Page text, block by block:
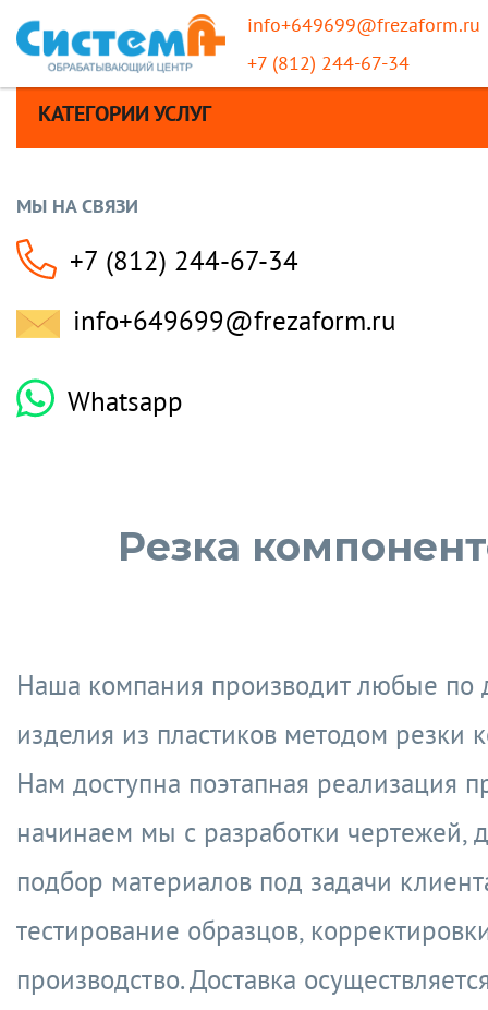
info+649699@frezaform.ru
+7 (812) 244-67-34
КАТЕГОРИИ УСЛУГ
МЫ НА СВЯЗИ
+7 (812) 244-67-34
info+649699@frezaform.ru
Whatsapp
Резка
Наша компания производит любые по
изделия из пластиков методом резки
Нам доступна поэтапная реализация
начинаем мы с разработки чертежей,
подбор материалов под задачи
тестирование образцов,
производство. Доставка